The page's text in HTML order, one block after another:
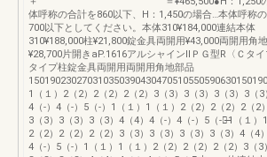
体呼称の合計を860以下、H：1,450の場合…本体呼称
700以下としてください。本体310¥184,000連結本体
310¥188,000柱¥21,800錠金具両開用¥43,000両開用角
¥28,700片開きaP.1616アルシャインⅡＰＧ型R〈Ｃタ
タイプ柱錠金具両開用両開用角地部品
1（１）2（2）2（2）2（2）3（3）3（3）3（3）3（3
4（-）4（-）5（-）1（１）1（１）2（2）2（2）2（2
3（3）3（3）3（3）4（4）4（-）4（-）5（-）̶̶̶̶̶̶1（１）1
2（2）2（2）2（2）3（3）3（3）3（3）3（3）4（4）
4（-）5（-）1（１）1（１）2（2）2（2）2（2）3（3